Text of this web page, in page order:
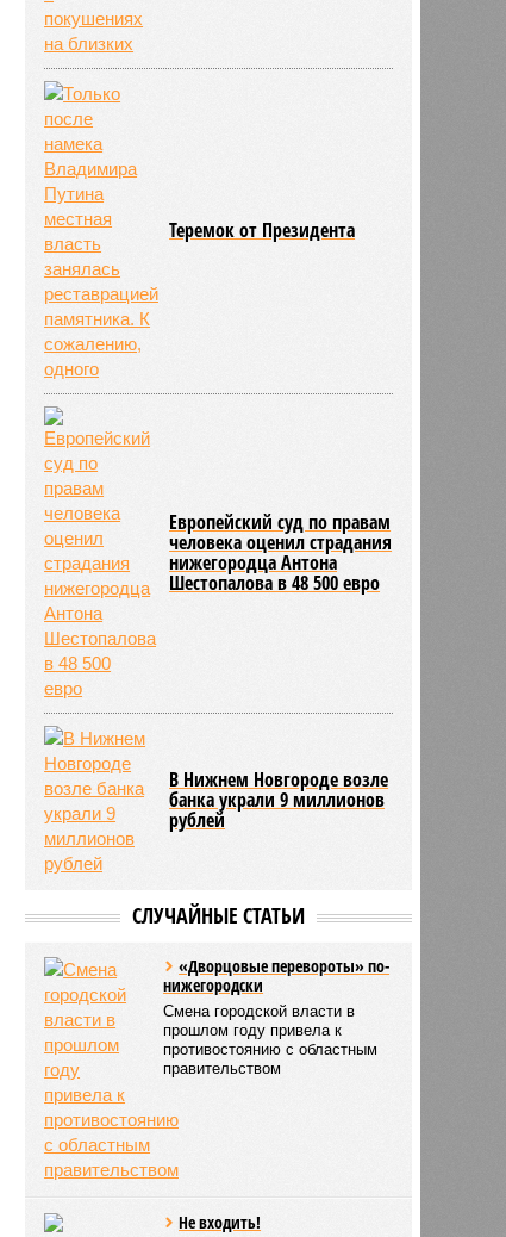
Теремок от Президента
Европейский суд по правам
человека оценил страдания
нижегородца Антона
Шестопалова в 48 500 евро
В Нижнем Новгороде возле
банка украли 9 миллионов
рублей
СЛУЧАЙНЫЕ СТАТЬИ
«Дворцовые перевороты» по-
нижегородски
Смена городской власти в
прошлом году привела к
противостоянию с областным
правительством
Не входить!